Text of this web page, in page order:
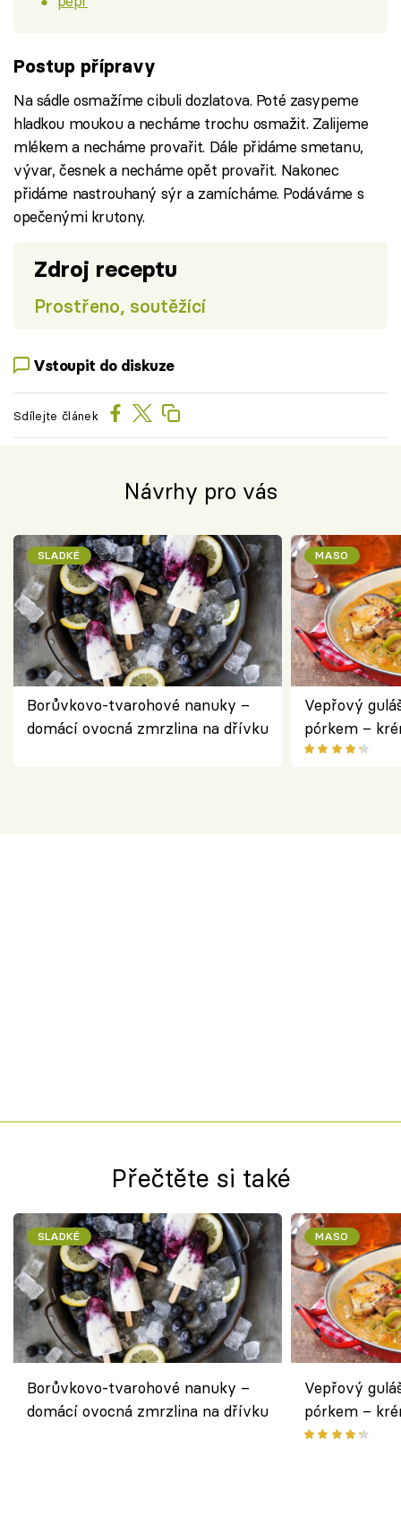
Postup přípravy
Na sádle osmažíme cibuli dozlatova. Poté zasypeme
hladkou moukou a necháme trochu osmažit. Zalijeme
mlékem a necháme provařit. Dále přidáme smetanu,
vývar, česnek a necháme opět provařit. Nakonec
přidáme nastrouhaný sýr a zamícháme. Podáváme s
opečenými krutony.
Zdroj receptu
Prostřeno, soutěžící
Vstoupit do diskuze
Sdílejte článek
Návrhy pro vás
SLADKÉ
Borůvkovo-tvarohové nanuky –
domácí ovocná zmrzlina na dřívku
MASO
Vepřový
pórkem –
pokrm z
Přečtěte si také
SLADKÉ
Borůvkovo-tvarohové nanuky –
domácí ovocná zmrzlina na dřívku
MASO
Vepřový
pórkem –
pokrm z